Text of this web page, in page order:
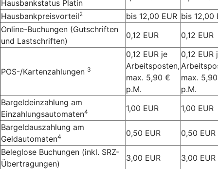
Hausbankstatus Platin
Hausbankpreisvorteil2 bis 12,00 EUR bis 12,00
Online-Buchungen (Gutschriften
und Lastschriften)
0,12 EUR 0,12 EUR
POS-/Kartenzahlungen 3
0,12 EUR je
Arbeitsposten,
max. 5,90 €
p.M.
0,12 EUR
max.
p.M.
Bargeldeinzahlung am
Einzahlungsautomaten4 1,00 EUR
1,00 EUR
Bargeldauszahlung am
Geldautomaten4 0,50 EUR
0,50 EUR
Beleglose Buchungen (inkl. SRZ-
Übertragungen)
3,00 EUR
3,00 EUR